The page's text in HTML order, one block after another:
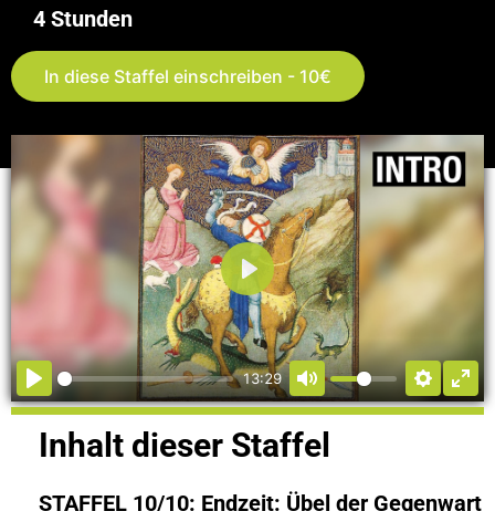
4 Stunden
In diese Staffel einschreiben - 10€
13:29
Abspielen
Inhalt dieser Staffel
STAFFEL 10/10: Endzeit: Übel der Gegenwart